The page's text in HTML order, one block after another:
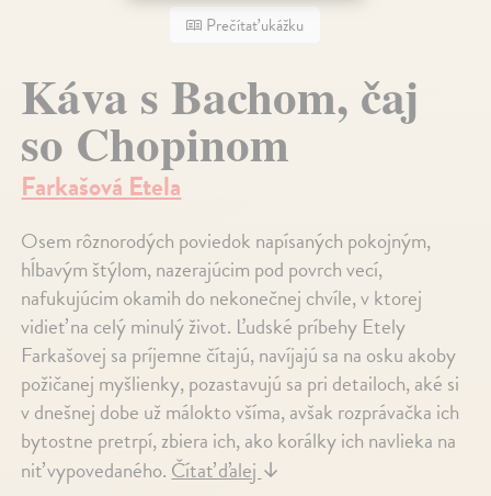
Prečítať ukážku
Káva s Bachom, čaj
so Chopinom
Farkašová Etela
Osem rôznorodých poviedok napísaných pokojným,
hĺbavým štýlom, nazerajúcim pod povrch vecí,
nafukujúcim okamih do nekonečnej chvíle, v ktorej
vidieť na celý minulý život. Ľudské príbehy Etely
Farkašovej sa príjemne čítajú, navíjajú sa na osku akoby
požičanej myšlienky, pozastavujú sa pri detailoch, aké si
v dnešnej dobe už málokto všíma, avšak rozprávačka ich
bytostne pretrpí, zbiera ich, ako korálky ich navlieka na
niť vypovedaného. Čítať ďalej ↓